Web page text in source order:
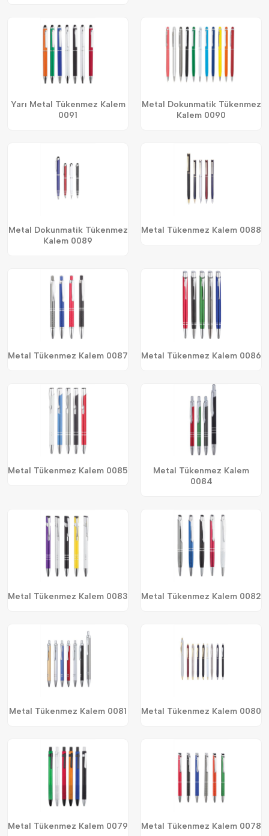
Yarı Metal Tükenmez Kalem
0091
Metal Dokunmatik Tükenmez
Kalem 0090
Metal Dokunmatik Tükenmez
Kalem 0089
Metal Tükenmez Kalem 0088
Metal Tükenmez Kalem 0087 Metal Tükenmez Kalem 0086
Metal Tükenmez Kalem 0085
Metal Tükenmez Kalem
0084
Metal Tükenmez Kalem 0083 Metal Tükenmez Kalem 0082
Metal Tükenmez Kalem 0081 Metal Tükenmez Kalem 0080
Metal Tükenmez Kalem 0079 Metal Tükenmez Kalem 0078